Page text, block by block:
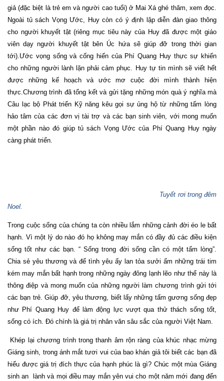
giả (đặc biệt là trẻ em và người cao tuổi) ở Mai Xá ghé thăm, xem đọc.
Ngoài tủ sách Vọng Ước, Huy còn có ý định lập diễn đàn giao thông
cho người khuyết tật (riêng mục tiêu này của Huy đã được một giáo
viên dạy người khuyết tật bên Úc hứa sẽ giúp đỡ trong thời gian
tới).Ước vọng sống và cống hiến của Phí Quang Huy thực sự khiến
cho những người lành lặn phải cảm phục. Huy tự tin mình sẽ viết hết
được những kế hoạch và ước mơ cuộc đời mình thành hiện
thực.Chương trình đã tổng kết và gửi tặng những món quà ý nghĩa mà
Câu lạc bộ Phát triển Kỹ năng kêu gọi sự ủng hộ từ những tấm lòng
hảo tâm của các đơn vị tài trợ và các bạn sinh viên, với mong muốn
một phần nào đó giúp tủ sách Vọng Ước của Phí Quang Huy ngày
càng phát triển.
Tuyết rơi trong đêm
Noel.
Trong cuộc sống của chúng ta còn nhiều lắm những cảnh đời éo le bất
hạnh. Vì một lý do nào đó họ không may mắn có đầy đủ các điều kiện
sống tốt như các bạn. “ Sống trong đời sống cần có một tấm lòng”.
Chia sẻ yêu thương và để tình yêu ấy lan tỏa sưởi ấm những trái tim
kém may mắn bất hạnh trong những ngày đông lạnh lẽo như thế này là
thông điệp và mong muốn của những người làm chương trình gửi tới
các bạn trẻ. Giúp đỡ, yêu thương, biết lấy những tấm gương sống đẹp
như Phí Quang Huy để làm động lực vượt qua thử thách sống tốt,
sống có ích. Đó chính là giá trị nhân văn sâu sắc của người Việt Nam.
Khép lại chương trình trong thanh âm rộn ràng của khúc nhạc mừng
Giáng sinh, trong ánh mắt tươi vui của bao khán giả tôi biết các bạn đã
hiểu được giá trị đích thực của hạnh phúc là gì? Chúc một mùa Giáng
sinh an
lành và mọi điều may mắn yên vui cho một năm mới đang đến